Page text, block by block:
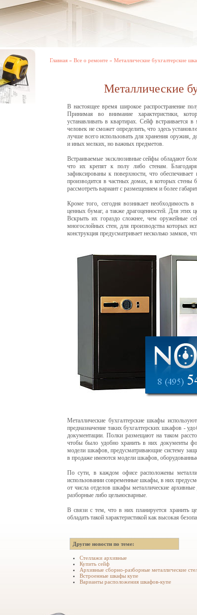
Главная » Все о ремонте » Металлические бухгалтерские
Металлические
В настоящее время широкое распространение
Принимая во внимание характеристики,
устанавливать в квартирах. Сейф
человек не сможет определить, что здесь
лучше всего использовать для хранения
и иных мелких, но важных предметов.
Встраиваемые эксклюзивные сейфы обладают
что их крепят к полу либо стенам.
зафиксированы к поверхности, что
производится в частных домах, в которых стены
рассмотреть вариант с размещением и более
Кроме того, сегодня возникает необходимость
ценных бумаг, а также драгоценностей. Для этих
Вскрыть их гораздо сложнее, чем оружейные
многослойных стен, для производства которых
конструкция предусматривает несколько замков,
Металлические бухгалтерские шкафы
предназначение таких бухгалтерских шкафов -
документации. Полки размещают на таком
чтобы было удобно хранить в них документы
модели шкафов, предусматривающие систему
в продаже имеются модели шкафов,
По сути, в каждом офисе расположены
использовании современные шкафы, в них
от числа отделов шкафы металлические
разборные либо цельносварные.
В связи с тем, что в них планируется
обладать такой характеристикой как высокая
Другие новости по теме:
Стеллажи архивные
Купить сейф
Архивные сборно-разборные металлические
Встроенные шкафы купе
Варианты расположения шкафов-купе